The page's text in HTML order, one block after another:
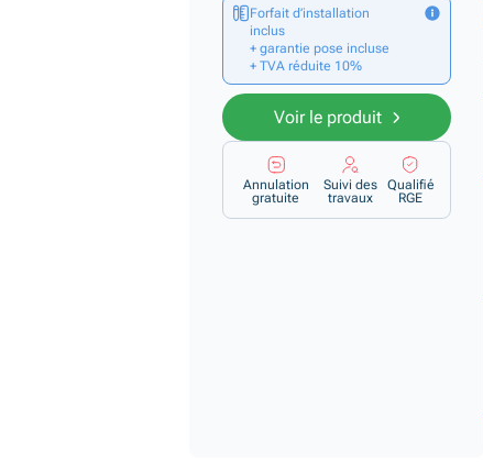
Forfait d’installation
inclus
+ garantie pose incluse
+ TVA réduite 10%
Voir le produit
Annulation
gratuite
Suivi des
travaux
Qualifié
RGE